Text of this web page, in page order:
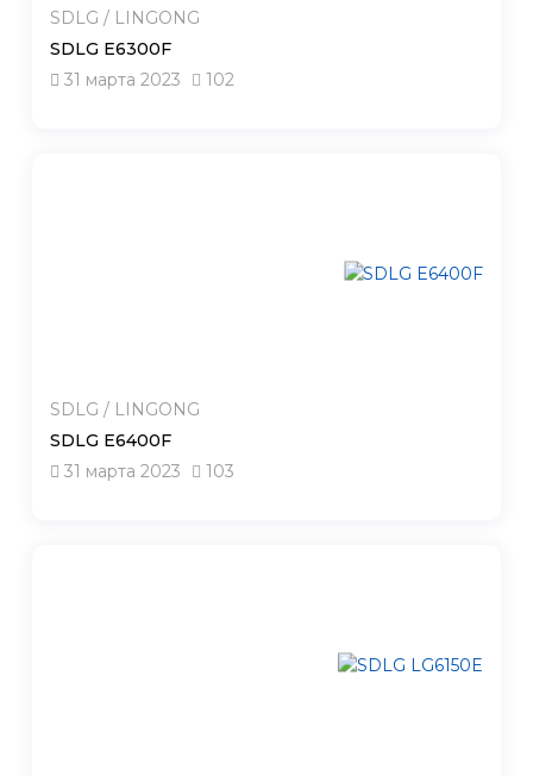
SDLG / LINGONG
SDLG E6300F
31 марта 2023
102
SDLG / LINGONG
SDLG E6400F
31 марта 2023
103